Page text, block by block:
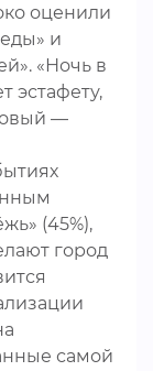
оценили
и
«Ночь в
эстафету,
—
(45%),
город
самой